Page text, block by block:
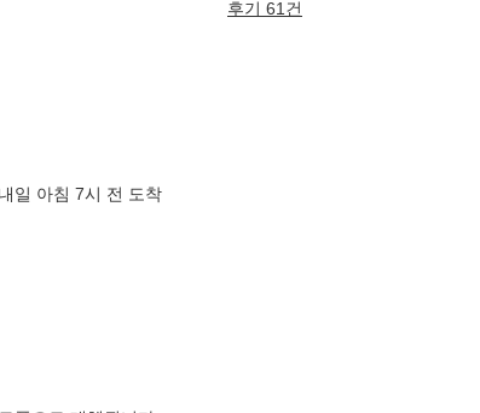
후기 61건
일 아침 7시 전 도착